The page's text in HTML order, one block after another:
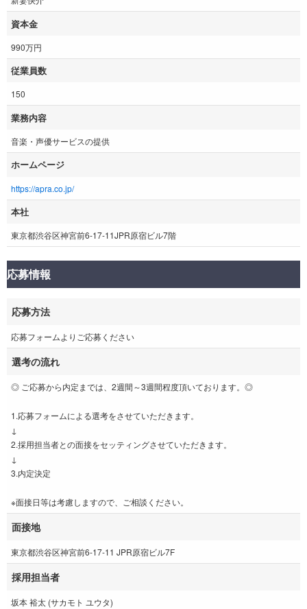
資本金
990万円
従業員数
150
業務内容
音楽・声優サービスの提供
ホームページ
https://apra.co.jp/
本社
東京都渋谷区神宮前6-17-11JPR原宿ビル7階
応募情報
応募方法
応募フォームよりご応募ください
選考の流れ
◎ ご応募から内定までは、2週間～3週間程度頂いております。◎
1.応募フォームによる選考をさせていただきます。
↓
2.採用担当者との面接をセッティングさせていただきます。
↓
3.内定決定
※面接日等は考慮しますので、ご相談ください。
面接地
東京都渋谷区神宮前6-17-11 JPR原宿ビル7F
採用担当者
坂本 裕太 (サカモト ユウタ)